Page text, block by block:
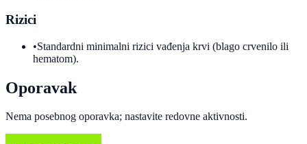
Rizici
•Standardni minimalni rizici vađenja krvi (blago crvenilo ili
hematom).
Oporavak
Nema posebnog oporavka; nastavite redovne aktivnosti.